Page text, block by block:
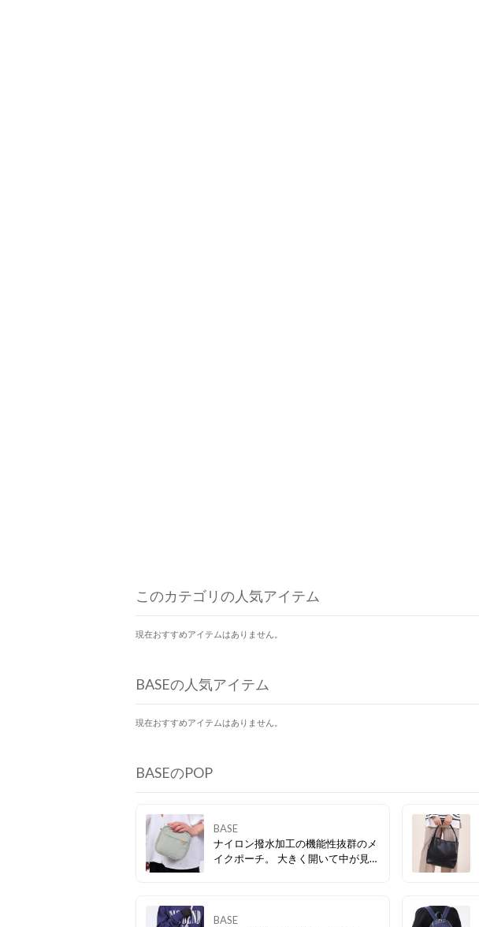
このカテゴリの人気アイテム
現在おすすめアイテムはありません。
BASEの人気アイテム
現在おすすめアイテムはありません。
BASEのPOP
BASE
ナイロン撥水加工の機能性抜群のメ
イクポーチ。 大きく開いて中が見え
便利。
BASE